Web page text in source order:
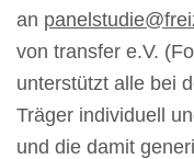
an
von transfer e.V.
unterstützt alle bei
Träger individuell
und die damit